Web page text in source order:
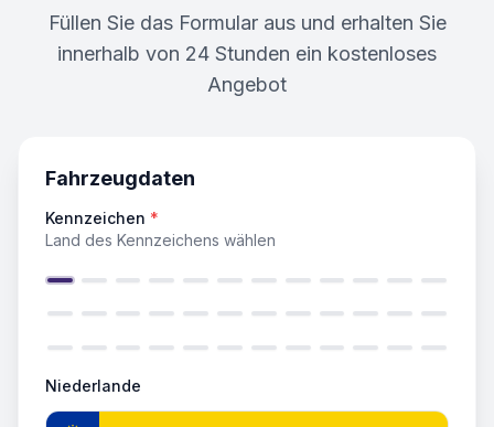
Füllen Sie das Formular aus und erhalten Sie
innerhalb von 24 Stunden ein kostenloses
Angebot
Fahrzeugdaten
Kennzeichen *
Land des Kennzeichens wählen
Niederlande